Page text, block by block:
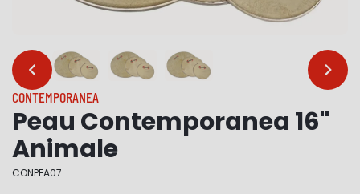
… …
CONTEMPORANEA
Peau Contemporanea 16"
Animale
CONPEA07